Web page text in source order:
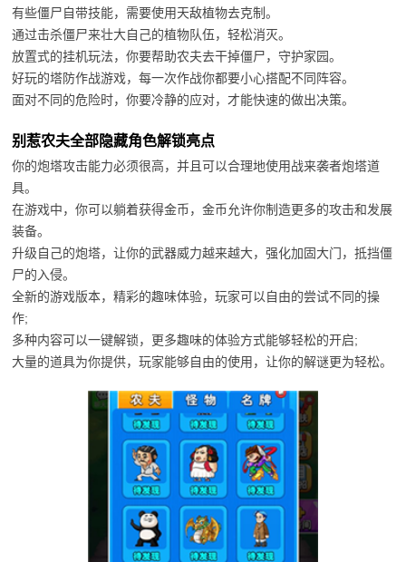
有些僵尸自带技能，需要使用天敌植物去克制。
通过击杀僵尸来壮大自己的植物队伍，轻松消灭。
放置式的挂机玩法，你要帮助农夫去干掉僵尸，守护家园。
好玩的塔防作战游戏，每一次作战你都要小心搭配不同阵容。
面对不同的危险时，你要冷静的应对，才能快速的做出决策。
别惹农夫全部隐藏角色解锁亮点
你的炮塔攻击能力必须很高，并且可以合理地使用战来袭者炮塔道
具。
在游戏中，你可以躺着获得金币，金币允许你制造更多的攻击和发展
装备。
升级自己的炮塔，让你的武器威力越来越大，强化加固大门，抵挡僵
尸的入侵。
全新的游戏版本，精彩的趣味体验，玩家可以自由的尝试不同的操
作;
多种内容可以一键解锁，更多趣味的体验方式能够轻松的开启;
大量的道具为你提供，玩家能够自由的使用，让你的解谜更为轻松。